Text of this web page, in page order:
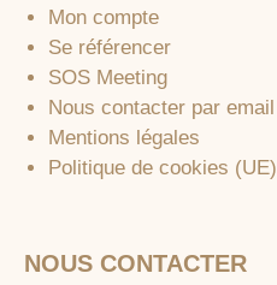
Mon compte
Se référencer
SOS Meeting
Nous contacter par email
Mentions légales
Politique de cookies (UE)
NOUS CONTACTER